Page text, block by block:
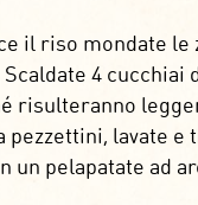
il riso mondate le
4 cucchiai
risulteranno
pezzettini, lavate
un pelapatate ad